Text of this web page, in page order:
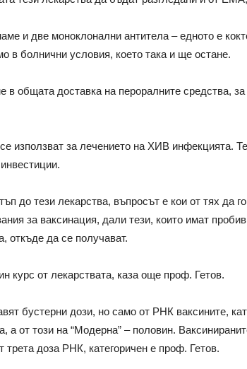
и две моноклонални антитела – едното е
в болнични условия, което така и ще остане.
общата доставка на пероралните средства, за
използват за лечението на ХИВ инфекцията.
до тези лекарства, въпросът е кои от тях да
за ваксинация, дали тези, които имат
откъде да се получават.
курс от лекарствата, каза още проф. Гетов.
бустерни дози, но само от РНК ваксините,
а от този на “Модерна” – половин.
трета доза РНК, категоричен е проф. Гетов.